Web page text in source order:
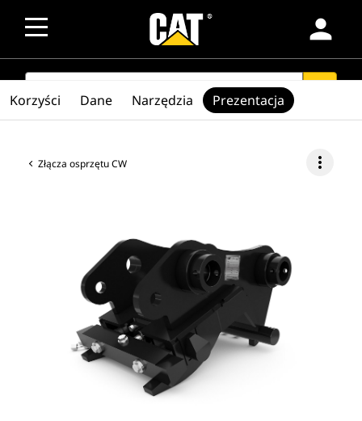
person
SEARCH
Złącza osprzętu CW more_vert
Korzyści Dane Narzędzia Prezentacja